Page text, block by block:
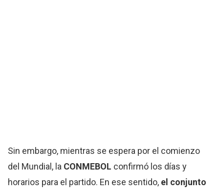
Sin embargo, mientras se espera por el comienzo
del Mundial, la CONMEBOL confirmó los días y
horarios para el partido. En ese sentido, el conjunto